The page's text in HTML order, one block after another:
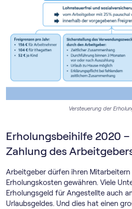
Versteuerung der
Erholungsbeihilfe 2020
Zahlung des
Arbeitgeber dürfen ihren Mitarbeitern
Erholungskosten gewähren. Viele
Erholungsgeld für Angestellte auch
Urlaubsgeldes. Und dies hat einen